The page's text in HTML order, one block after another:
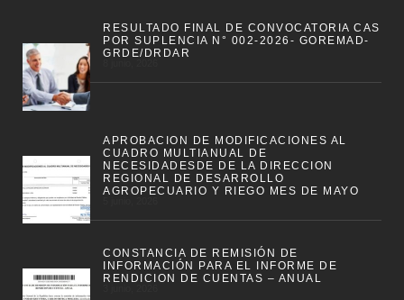
RESULTADO FINAL DE CONVOCATORIA CAS
POR SUPLENCIA N° 002-2026- GOREMAD-
GRDE/DRDAR
APROBACION DE MODIFICACIONES AL
CUADRO MULTIANUAL DE
NECESIDADESDE DE LA DIRECCION
REGIONAL DE DESARROLLO
AGROPECUARIO Y RIEGO MES DE MAYO
CONSTANCIA DE REMISIÓN DE
INFORMACIÓN PARA EL INFORME DE
RENDICION DE CUENTAS – ANUAL